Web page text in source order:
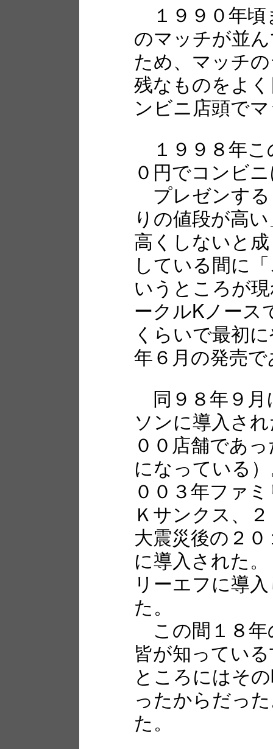
１９９０年頃
のマッチが並
ため、マッチ
残なものをよ
ンビニ店頭で
１９９８年こ
０円でコンビ
プレゼンする
りの値段が高
高くしないと
している間に
いうところが
ークルKノース
くらいで最初
年６月の発売
同９８年９月
ソンに導入さ
００店舗であ
になっている
００３年ファ
Ｋサンクス、
大震災後の２
に導入された
リーエフに導
た。
この間１８年
皆が知ってい
ところにはそ
ったからだっ
た。